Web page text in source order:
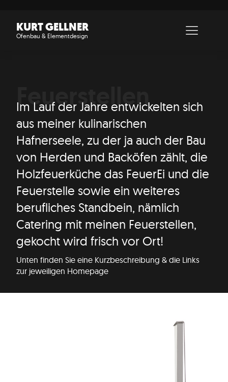
KURT GELLNER
Ofenbau & Elementdesign
Feuerstellen
Im Lauf der Jahre entwickelten sich
aus meiner kulinarischen
Hafnerseele, zu der ja auch der Bau
von Herden und Backöfen zählt, die
Holzfeuerküche das FeuerEi und die
Feuerstelle sowie ein weiteres
berufliches Standbein, nämlich
Catering mit meinen Feuerstellen,
gekocht wird frisch vor Ort!
Unten finden Sie eine Kurzbeschreibung & die Links
zur jeweiligen Homepage